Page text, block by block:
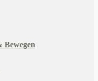
Bewegen